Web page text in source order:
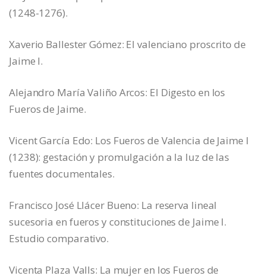
(1248-1276).
Xaverio Ballester Gómez: El valenciano proscrito de
Jaime I.
Alejandro María Valiño Arcos: El Digesto en los
Fueros de Jaime.
Vicent García Edo: Los Fueros de Valencia de Jaime I
(1238): gestación y promulgación a la luz de las
fuentes documentales.
Francisco José Llácer Bueno: La reserva lineal
sucesoria en fueros y constituciones de Jaime I.
Estudio comparativo.
Vicenta Plaza Valls: La mujer en los Fueros de